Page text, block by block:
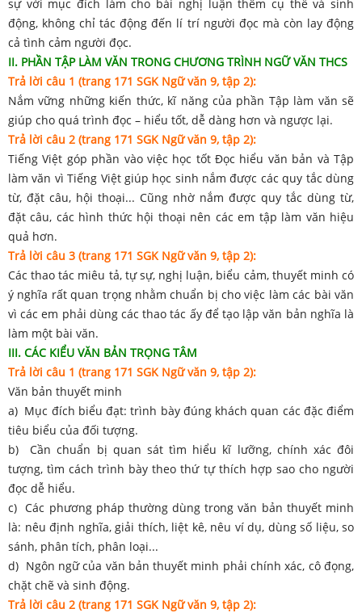
sự với mục đích làm cho bài nghị luận thêm cụ thể và sinh
động, không chỉ tác động đến lí trí người đọc mà còn lay động
cả tình cảm người đọc.
II. PHẦN TẬP LÀM VĂN TRONG CHƯƠNG TRÌNH NGỮ VĂN THCS
Trả lời câu 1 (trang 171 SGK Ngữ văn 9, tập 2):
Nắm vững những kiến thức, kĩ năng của phần Tập làm văn sẽ
giúp cho quá trình đọc – hiểu tốt, dễ dàng hơn và ngược lại.
Trả lời câu 2 (trang 171 SGK Ngữ văn 9, tập 2):
Tiếng Việt góp phần vào việc học tốt Đọc hiểu văn bản và Tập
làm văn vì Tiếng Việt giúp học sinh nắm được các quy tắc dùng
từ, đặt câu, hội thoại... Cũng nhờ nắm được quy tắc dùng từ,
đặt câu, các hình thức hội thoại nên các em tập làm văn hiệu
quả hơn.
Trả lời câu 3 (trang 171 SGK Ngữ văn 9, tập 2):
Các thao tác miêu tả, tự sự, nghị luận, biểu cảm, thuyết minh có
ý nghĩa rất quan trọng nhằm chuẩn bị cho việc làm các bài văn
vì các em phải dùng các thao tác ấy để tạo lập văn bản nghĩa là
làm một bài văn.
III. CÁC KIỂU VĂN BẢN TRỌNG TÂM
Trả lời câu 1 (trang 171 SGK Ngữ văn 9, tập 2):
Văn bản thuyết minh
a) Mục đích biểu đạt: trình bày đúng khách quan các đặc điểm
tiêu biểu của đối tượng.
b) Cần chuẩn bị quan sát tìm hiểu kĩ lưỡng, chính xác đôi
tượng, tìm cách trình bày theo thứ tự thích hợp sao cho người
đọc dễ hiểu.
c) Các phương pháp thường dùng trong văn bản thuyết minh
là: nêu định nghĩa, giải thích, liệt kê, nêu ví dụ, dùng số liệu, so
sánh, phân tích, phân loại...
d) Ngôn ngữ của văn bản thuyết minh phải chính xác, cô đọng,
chặt chẽ và sinh động.
Trả lời câu 2 (trang 171 SGK Ngữ văn 9, tập 2):